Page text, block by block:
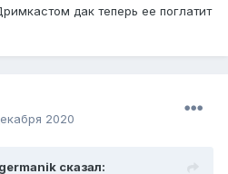
дак теперь ее поглатит
2020
сказал: